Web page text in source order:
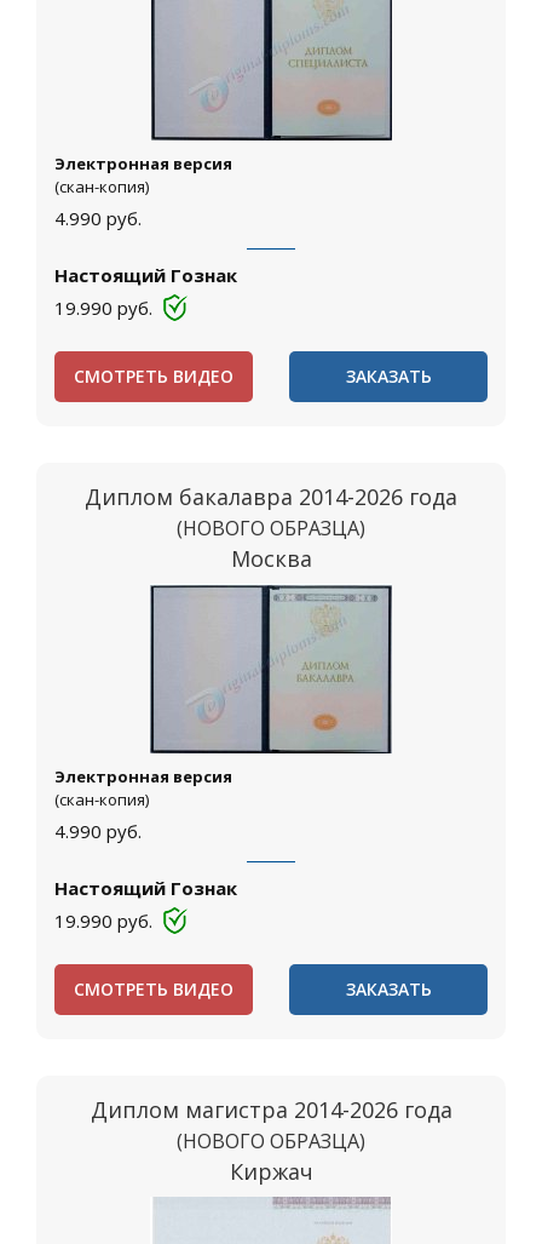
Электронная версия
(скан-копия)
4.990 руб.
Настоящий Гознак
19.990 руб.
СМОТРЕТЬ ВИДЕО ЗАКАЗАТЬ
Диплом бакалавра 2014-2026 года
(НОВОГО ОБРАЗЦА)
Москва
Электронная версия
(скан-копия)
4.990 руб.
Настоящий Гознак
19.990 руб.
СМОТРЕТЬ ВИДЕО ЗАКАЗАТЬ
Диплом магистра 2014-2026 года
(НОВОГО ОБРАЗЦА)
Киржач